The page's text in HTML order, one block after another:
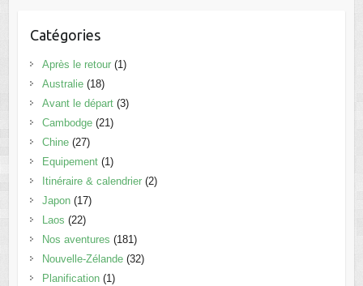
Catégories
Après le retour(1)
Australie(18)
Avant le départ(3)
Cambodge(21)
Chine(27)
Equipement(1)
Itinéraire & calendrier(2)
Japon(17)
Laos (22)
Nos aventures (181)
Nouvelle-Zélande(32)
Planification(1)